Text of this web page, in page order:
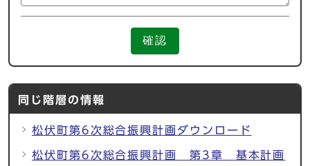
確認
同じ階層の情報
松伏町第6次総合振興計画ダウンロード
松伏町第6次総合振興計画 第3章 基本計画